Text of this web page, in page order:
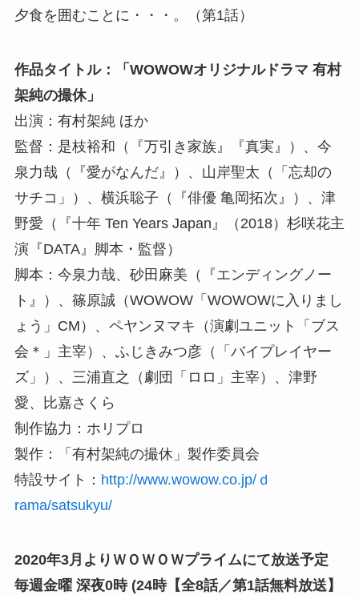
夕食を囲むことに・・・。（第1話）
作品タイトル：「WOWOWオリジナルドラマ 有村
架純の撮休」
出演：有村架純 ほか
監督：是枝裕和（『万引き家族』『真実』）、今
泉力哉（『愛がなんだ』）、山岸聖太（「忘却の
サチコ」）、横浜聡子（『俳優 亀岡拓次』）、津
野愛（『十年 Ten Years Japan』（2018）杉咲花主
演『DATA』脚本・監督）
脚本：今泉力哉、砂田麻美（『エンディングノー
ト』）、篠原誠（WOWOW「WOWOWに入りまし
ょう」CM）、ペヤンヌマキ（演劇ユニット「ブス
会＊」主宰）、ふじきみつ彦（「バイプレイヤー
ズ」）、三浦直之（劇団「ロロ」主宰）、津野
愛、比嘉さくら
制作協力：ホリプロ
製作：「有村架純の撮休」製作委員会
特設サイト： http://www.wowow.co.jp/ｄ
rama/satsukyu/
2020年3月よりＷＯＷＯＷプライムにて放送予定
毎週金曜 深夜0時 (24時【全8話／第1話無料放送】